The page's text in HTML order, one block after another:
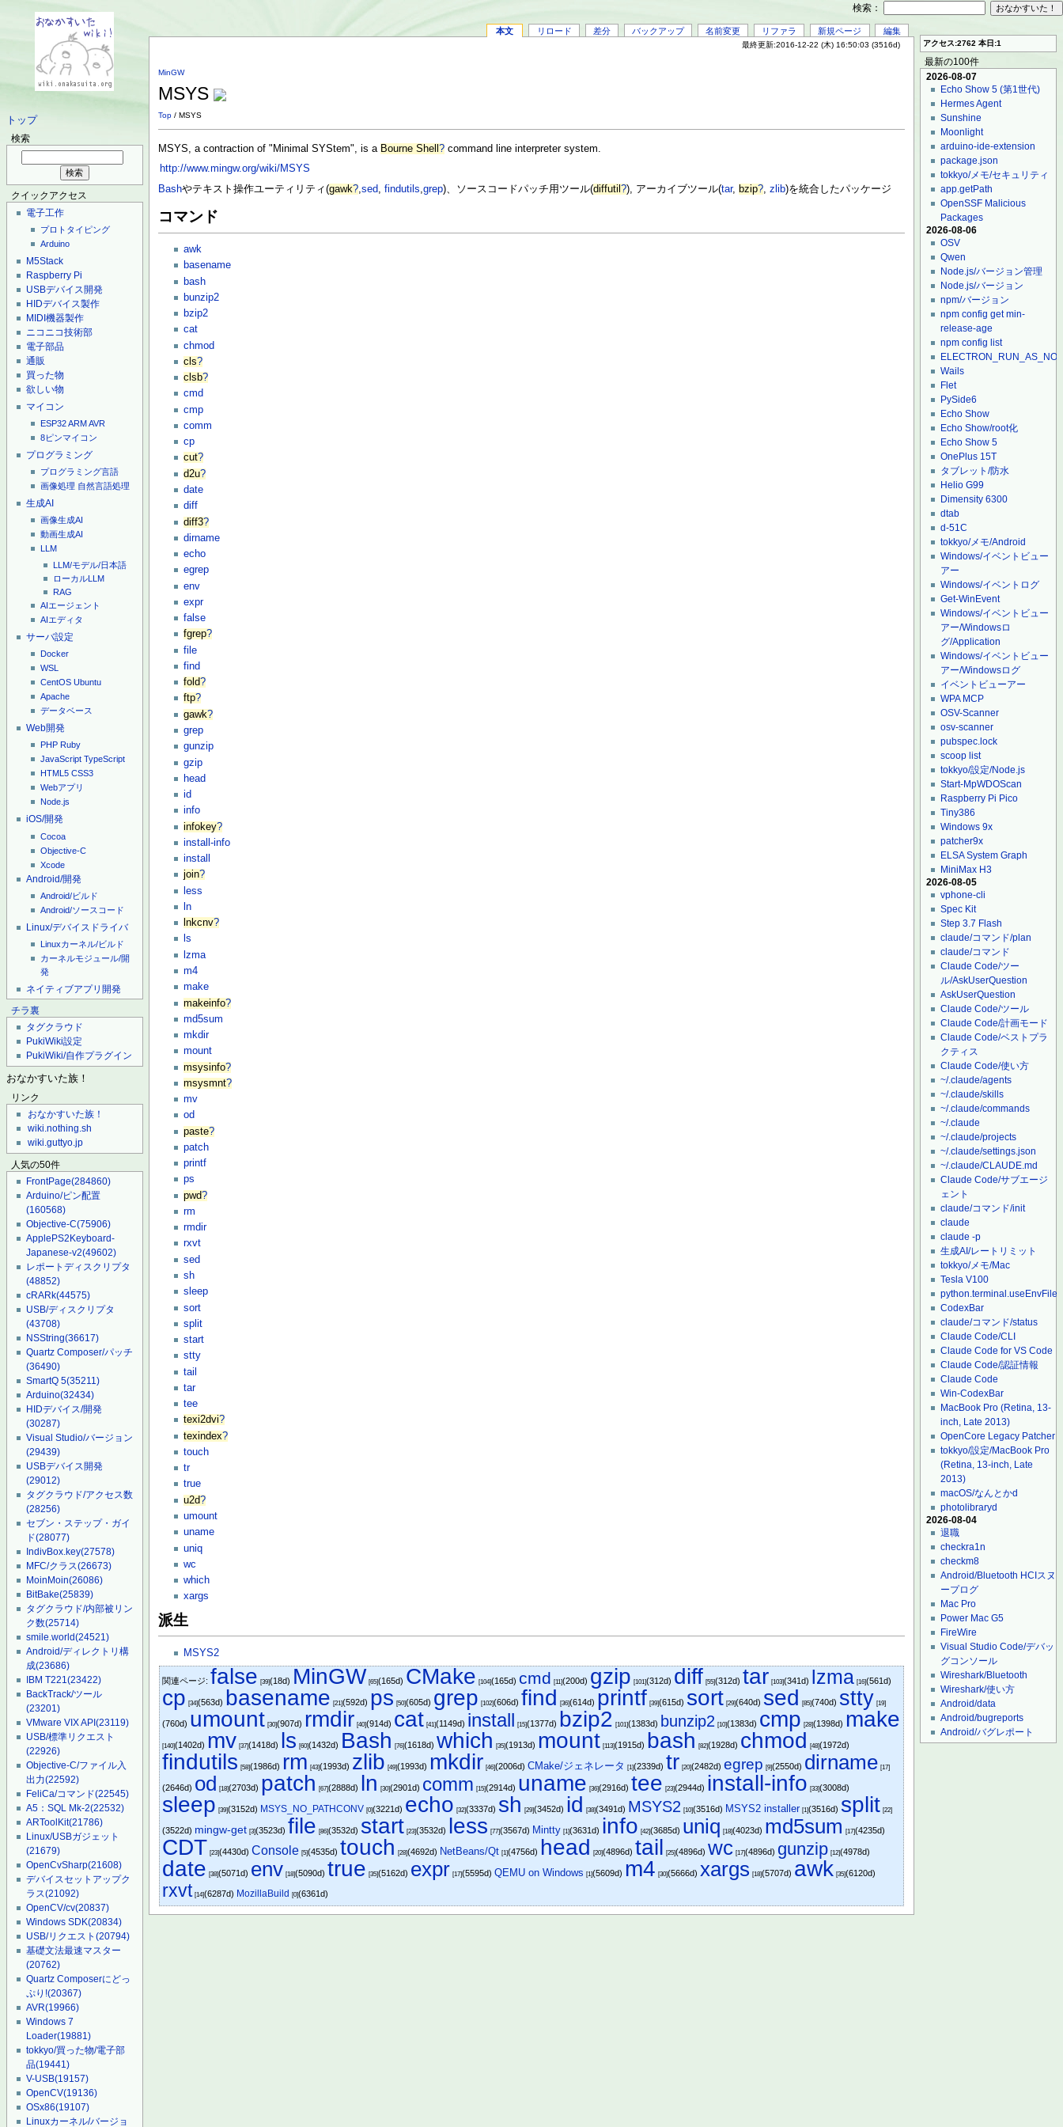
トップ
検索
クイックアクセス
電子工作
プロトタイピング
Arduino
M5Stack
Raspberry Pi
USBデバイス開発
HIDデバイス製作
MIDI機器製作
ニコニコ技術部
電子部品
通販
買った物
欲しい物
マイコン
ESP32ARMAVR
8ピンマイコン
プログラミング
プログラミング言語
画像処理 自然言語処理
生成AI
画像生成AI
動画生成AI
LLM
LLM/モデル/日本語
ローカルLLM
RAG
AIエージェント
AIエディタ
サーバ設定
Docker
WSL
CentOS Ubuntu
Apache
データベース
Web開発
PHP Ruby
JavaScript TypeScript
HTML5 CSS3
Webアプリ
Node.js
iOS/開発
Cocoa
Objective-C
Xcode
Android/開発
Android/ビルド
Android/ソースコード
Linux/デバイスドライバ
Linuxカーネル/ビルド
カーネルモジュール/開
発
ネイティブアプリ開発
チラ裏
タグクラウド
PukiWiki設定
PukiWiki/自作プラグイン
おなかすいた族！
リンク
おなかすいた族！
wiki.nothing.sh
wiki.guttyo.jp
人気の50件
FrontPage(284860)
Arduino/ピン配置
(160568)
Objective-C(75906)
ApplePS2Keyboard-
Japanese-v2(49602)
レポートディスクリプタ
(48852)
cRARk(44575)
USB/ディスクリプタ
(43708)
NSString(36617)
Quartz Composer/パッチ
(36490)
SmartQ 5(35211)
Arduino(32434)
HIDデバイス/開発
(30287)
Visual Studio/バージョン
(29439)
USBデバイス開発
(29012)
タグクラウド/アクセス数
(28256)
セブン・ステップ・ガイ
ド(28077)
IndivBox.key(27578)
MFC/クラス(26673)
MoinMoin(26086)
BitBake(25839)
タグクラウド/内部被リン
ク数(25714)
smile.world(24521)
Android/ディレクトリ構
成(23686)
IBM T221(23422)
BackTrack/ツール
(23201)
VMware VIX API(23119)
USB/標準リクエスト
(22926)
Objective-C/ファイル入
出力(22592)
FeliCa/コマンド(22545)
A5：SQL Mk-2(22532)
ARToolKit(21786)
Linux/USBガジェット
(21679)
OpenCvSharp(21608)
デバイスセットアップク
ラス(21092)
OpenCV/cv(20837)
Windows SDK(20834)
USB/リクエスト(20794)
基礎文法最速マスター
(20762)
Quartz Composerにどっ
ぷり!(20367)
AVR(19966)
Windows 7
Loader(19881)
tokkyo/買った物/電子部
品(19441)
V-USB(19157)
OpenCV(19136)
OSx86(19107)
Linuxカーネル/バージョ
本文 リロード 差分 バックアップ 名前変更 リファラ 新規ページ 編集
最終更新:2016-12-22 (木) 16:50:03 (3516d)
MinGW
MSYS
Top / MSYS
MSYS, a contraction of "Minimal SYStem", is a Bourne Shell? command line interpreter system.
http://www.mingw.org/wiki/MSYS
Bashやテキスト操作ユーティリティ(gawk? ,sed ,findutils ,grep)、ソースコードパッチ用ツール(diffutil?), アーカイブツール(tar, bzip? ,zlib)を統合したパッケージ
コマンド
awk
basename
bash
bunzip2
bzip2
cat
chmod
cls?
clsb?
cmd
cmp
comm
cp
cut?
d2u?
date
diff
diff3?
dirname
echo
egrep
env
expr
false
fgrep?
file
find
fold?
ftp?
gawk?
grep
gunzip
gzip
head
id
info
infokey?
install-info
install
join?
less
ln
lnkcnv?
ls
lzma
m4
make
makeinfo?
md5sum
mkdir
mount
msysinfo?
msysmnt?
mv
od
paste?
patch
printf
ps
pwd?
rm
rmdir
rxvt
sed
sh
sleep
sort
split
start
stty
tail
tar
tee
texi2dvi?
texindex?
touch
tr
true
u2d?
umount
uname
uniq
wc
which
xargs
派生
MSYS2
関連ページ: false [39](18d) MinGW [65](165d) CMake [104](165d) cmd [11](200d) gzip [101](312d) diff [55](312d) tar [103](341d) lzma [16](561d)
cp [34](563d) basename [21](592d) ps [50](605d) grep [102](606d) find [36](614d) printf [39](615d) sort [29](640d) sed [85](740d) stty [19]
(760d) umount [30](907d) rmdir [40](914d) cat [41](1149d) install [15](1377d) bzip2 [101](1383d) bunzip2 [10](1383d) cmp [28](1398d) make
[140](1402d) mv [37](1418d) ls [60](1432d) Bash [76](1618d) which [35](1913d) mount [113](1915d) bash [82](1928d) chmod [48](1972d)
findutils [58](1986d) rm [43](1993d) zlib [49](1993d) mkdir [46](2006d)CMake/ジェネレータ [1](2339d) tr [20](2482d)egrep [9](2550d) dirname [17]
(2646d) od [18](2703d) patch [67](2888d) ln [30](2901d) comm [15](2914d) uname [36](2916d) tee [23](2944d) install-info [33](3008d)
sleep [39](3152d) MSYS_NO_PATHCONV [0](3221d) echo [32](3337d) sh [29](3452d) id [38](3491d) MSYS2 [10](3516d) MSYS2 installer [1](3516d) split [22]
(3522d) mingw-get [3](3523d) file [86](3532d) start [23](3532d) less [77](3567d) Mintty [1](3631d) info [42](3685d) uniq [18](4023d) md5sum [17](4235d)
CDT [23](4430d)Console [5](4535d) touch [28](4692d) NetBeans/Qt [1](4756d) head [20](4896d) tail [25](4896d) wc [17](4896d) gunzip [12](4978d)
date [38](5071d) env [18](5090d) true [35](5162d) expr [17](5595d)QEMU on Windows [1](5609d) m4 [30](5666d) xargs [18](5707d) awk [35](6120d)
rxvt [14](6287d) MozillaBuild [0](6361d)
アクセス:2762 本日:1
最新の100件
2026-08-07
Echo Show 5 (第1世代)
Hermes Agent
Sunshine
Moonlight
arduino-ide-extension
package.json
tokkyo/メモ/セキュリティ
app.getPath
OpenSSF Malicious
Packages
2026-08-06
OSV
Qwen
Node.js/バージョン管理
Node.js/バージョン
npm/バージョン
npm config get min-
release-age
npm config list
Wails
Flet
PySide6
Echo Show
Echo Show/root化
Echo Show 5
OnePlus 15T
タブレット/防水
Helio G99
Dimensity 6300
dtab
d-51C
tokkyo/メモ/Android
Windows/イベントビュー
アー
Windows/イベントログ
Get-WinEvent
Windows/イベントビュー
アー/Windowsロ
グ/Application
Windows/イベントビュー
アー/Windowsログ
イベントビューアー
WPA MCP
OSV-Scanner
osv-scanner
pubspec.lock
scoop list
tokkyo/設定/Node.js
Start-MpWDOScan
Raspberry Pi Pico
Tiny386
Windows 9x
patcher9x
ELSA System Graph
MiniMax H3
2026-08-05
vphone-cli
Spec Kit
Step 3.7 Flash
claude/コマンド/plan
claude/コマンド
Claude Code/ツー
ル/AskUserQuestion
AskUserQuestion
Claude Code/ツール
Claude Code/計画モード
Claude Code/ベストプラ
クティス
Claude Code/使い方
~/.claude/agents
~/.claude/skills
~/.claude/commands
~/.claude
~/.claude/projects
~/.claude/settings.json
~/.claude/CLAUDE.md
Claude Code/サブエージ
ェント
claude/コマンド/init
claude
claude -p
生成AI/レートリミット
tokkyo/メモ/Mac
Tesla V100
python.terminal.useEnvFile
CodexBar
claude/コマンド/status
Claude Code/CLI
Claude Code for VS Code
Claude Code/認証情報
Claude Code
Win-CodexBar
MacBook Pro (Retina, 13-
inch, Late 2013)
OpenCore Legacy Patcher
tokkyo/設定/MacBook Pro
(Retina, 13-inch, Late
2013)
macOS/なんとかd
photolibraryd
2026-08-04
退職
checkra1n
checkm8
Android/Bluetooth HCIスヌ
ープログ
Mac Pro
Power Mac G5
FireWire
Visual Studio Code/デバッ
グコンソール
Wireshark/Bluetooth
Wireshark/使い方
Android/data
Android/bugreports
Android/バグレポート
検索：